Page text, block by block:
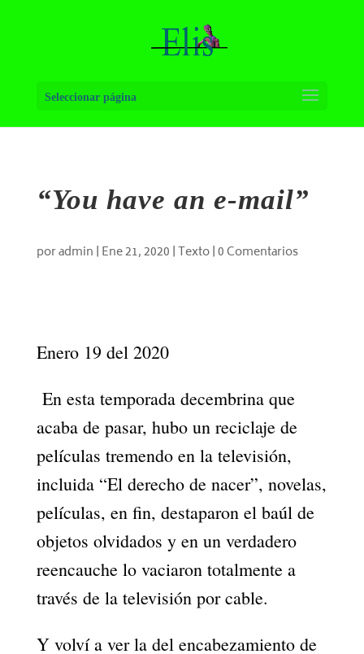
Seleccionar página
“You have an e-mail”
poradmin | Ene 21, 2020 |Texto|0 Comentarios
Enero 19 del 2020
En esta temporada decembrina que
acaba de pasar, hubo un reciclaje de
películas tremendo en la televisión,
incluida “El derecho de nacer”, novelas,
películas, en fin, destaparon el baúl de
objetos olvidados y en un verdadero
reencauche lo vaciaron totalmente a
través de la televisión por cable.
Y volví a ver la del encabezamiento de